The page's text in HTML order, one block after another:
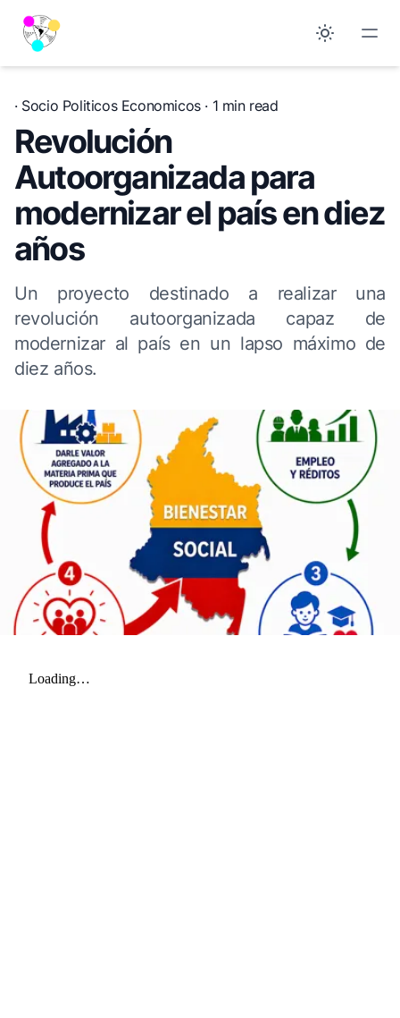
· Socio Politicos Economicos · 1 min read
Revolución
Autoorganizada para
modernizar el país en diez
años
Un proyecto destinado a realizar una
revolución autoorganizada capaz de
modernizar al país en un lapso máximo de
diez años.